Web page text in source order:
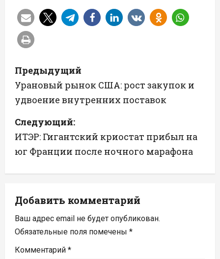
Н
а
в
и
г
а
и
я
п
Предыдущий
Урановый рынок США: рост закупок и
удвоение внутренних поставок
Следующий:
ИТЭР: Гигантский криостат прибыл на
юг Франции после ночного марафона
Добавить комментарий
Ваш адрес email не будет опубликован.
Обязательные поля помечены *
Комментарий *